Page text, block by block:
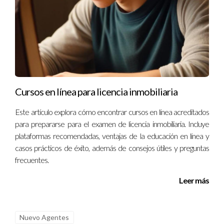
para cualquier persona involucrada en transacciones
inmobiliarias. La transparencia y la comunicación abierta son
fundamentales para evitar conflictos futuros y garantizar una
experiencia positiva tanto para compradores como para
vendedores. Recuerda siempre realizar investigaciones
exhaustivas y consultar con expertos como Ignacio Valenzuela
para asegurarte de tomar decisiones informadas. Al final del
contactarme si tienes dudas o necesitas asesoramiento!
Estoy aquí para ayudarte a navegar este emocionante pero
desafiante mundo inmobiliario.
Preguntas Frecuentes
Si encuentras problemas ocultos después de la compra, lo
Cursos en línea para licencia inmobiliaria
Este artículo explora cómo encontrar cursos en línea acreditados
para prepararse para el examen de licencia inmobiliaria. Incluye
plataformas recomendadas, ventajas de la educación en línea y
casos prácticos de éxito, además de consejos útiles y preguntas
frecuentes.
Leer más
Nuevo Agentes